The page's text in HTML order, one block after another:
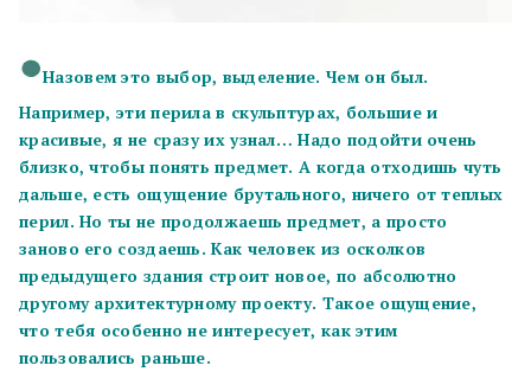
Назовем это выбор, выделение. Чем он был.
Например, эти перила в скульптурах, большие и
красивые, я не сразу их узнал… Надо подойти очень
близко, чтобы понять предмет. А когда отходишь чуть
дальше, есть ощущение брутального, ничего от теплых
перил. Но ты не продолжаешь предмет, а просто
заново его создаешь. Как человек из осколков
предыдущего здания строит новое, по абсолютно
другому архитектурному проекту. Такое ощущение,
что тебя особенно не интересует, как этим
пользовались раньше.